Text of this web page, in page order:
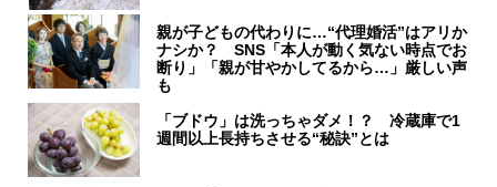
親が子どもの代わりに…“代理婚活”はアリか
ナシか？ SNS「本人が動く気ない時点でお
断り」「親が甘やかしてるから…」厳しい声
も
「ブドウ」は洗っちゃダメ！？ 冷蔵庫で1
週間以上長持ちさせる“秘訣”とは